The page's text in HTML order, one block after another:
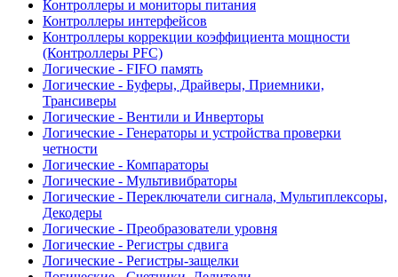
Контроллеры и мониторы питания
Контроллеры интерфейсов
Контроллеры коррекции коэффициента мощности
(Контроллеры PFC)
Логические - FIFO память
Логические - Буферы, Драйверы, Приемники,
Трансиверы
Логические - Вентили и Инверторы
Логические - Генераторы и устройства проверки
четности
Логические - Компараторы
Логические - Мультивибраторы
Логические - Переключатели сигнала, Мультиплексоры,
Декодеры
Логические - Преобразователи уровня
Логические - Регистры сдвига
Логические - Регистры-защелки